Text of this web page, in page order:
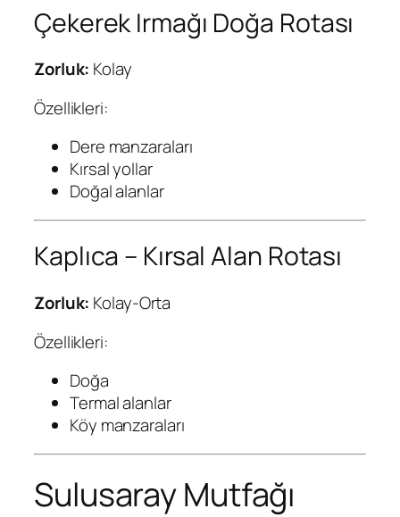
Çekerek Irmağı Doğa Rotası
Zorluk: Kolay
Özellikleri:
Dere manzaraları
Kırsal yollar
Doğal alanlar
Kaplıca – Kırsal Alan Rotası
Zorluk: Kolay-Orta
Özellikleri:
Doğa
Termal alanlar
Köy manzaraları
Sulusaray Mutfağı